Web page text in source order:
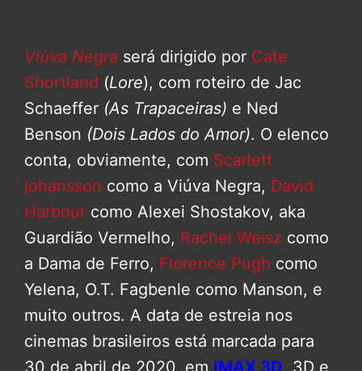
Viúva Negra será dirigido por Cate
Shortland (Lore), com roteiro de Jac
Schaeffer (As Trapaceiras) e Ned
Benson (Dois Lados do Amor). O elenco
conta, obviamente, com Scarlett
johansson como a Viúva Negra, David
Harbour como Alexei Shostakov, aka
Guardião Vermelho, Rachel Weisz como
a Dama de Ferro, Florence Pugh como
Yelena, O.T. Fagbenle como Manson, e
muito outros. A data de estreia nos
cinemas brasileiros está marcada para
30 de abril de 2020, em IMAX 3D, 3D e